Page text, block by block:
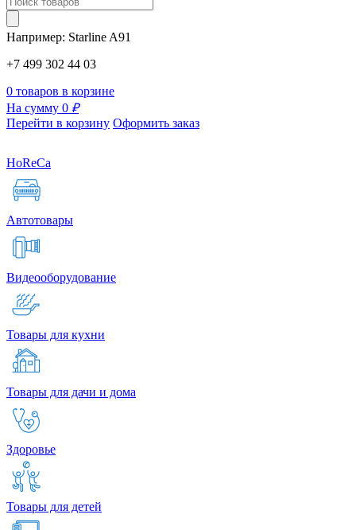
Например: Starline A91
+7 499 302 44 03
0 товаров в корзине
На сумму 0 ₽
Перейти в корзину Оформить заказ
HoReCa
Автотовары
Видеооборудование
Товары для кухни
Товары для дачи и дома
Здоровье
Товары для детей